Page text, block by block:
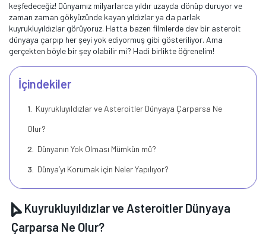
keşfedeceğiz! Dünyamız milyarlarca yıldır uzayda dönüp duruyor ve
zaman zaman gökyüzünde kayan yıldızlar ya da parlak
kuyrukluyıldızlar görüyoruz. Hatta bazen filmlerde dev bir asteroit
dünyaya çarpıp her şeyi yok ediyormuş gibi gösteriliyor. Ama
gerçekten böyle bir şey olabilir mi? Hadi birlikte öğrenelim!
İçindekiler
Kuyrukluyıldızlar ve Asteroitler Dünyaya Çarparsa Ne
Olur?
Dünyanın Yok Olması Mümkün mü?
Dünya’yı Korumak için Neler Yapılıyor?
Kuyrukluyıldızlar ve Asteroitler Dünyaya
Çarparsa Ne Olur?